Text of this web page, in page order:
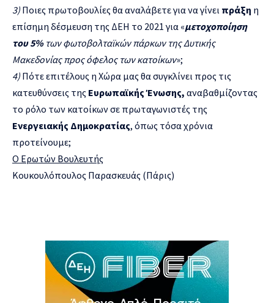
3) Ποιες πρωτοβουλίες θα αναλάβετε για να γίνει πράξη η
επίσημη δέσμευση της ΔΕΗ το 2021 για «μετοχοποίηση
του 5%των φωτοβολταϊκών πάρκων της Δυτικής
Μακεδονίας προς όφελος των κατοίκων»;
4) Πότε επιτέλους η Χώρα μας θα συγκλίνει προς τις
κατευθύνσεις της Ευρωπαϊκής Ένωσης, αναβαθμίζοντας
το ρόλο των κατοίκων σε πρωταγωνιστές της
Ενεργειακής Δημοκρατίας, όπως τόσα χρόνια
προτείνουμε;
Ο Ερωτών Βουλευτής
Κουκουλόπουλος Παρασκευάς (Πάρις)